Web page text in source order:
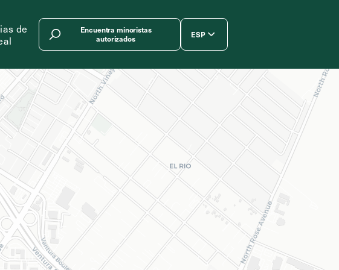
de
Encuentra minoristas
autorizados
ESP